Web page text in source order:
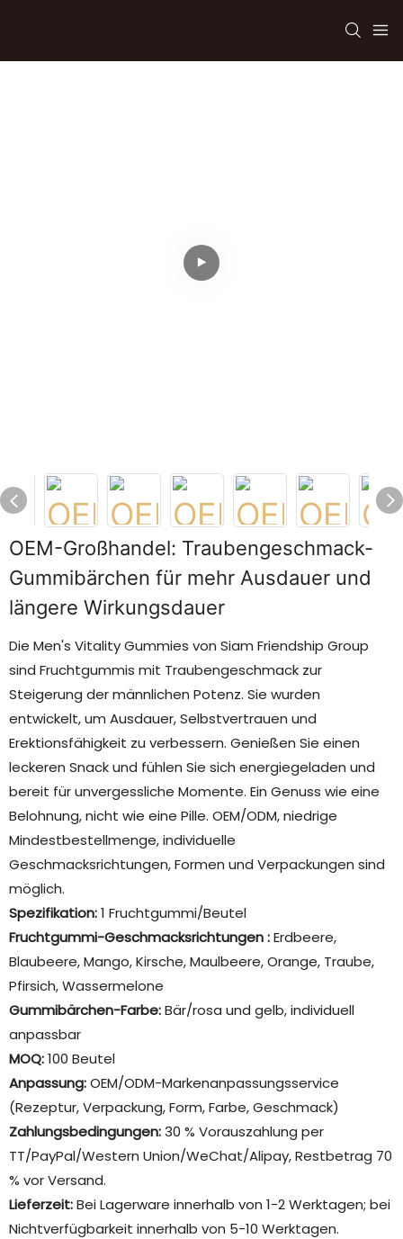
OEM-Großhandel: Traubengeschmack-
Gummibärchen für mehr Ausdauer und
längere Wirkungsdauer
Die Men's Vitality Gummies von Siam Friendship Group
sind Fruchtgummis mit Traubengeschmack zur
Steigerung der männlichen Potenz. Sie wurden
entwickelt, um Ausdauer, Selbstvertrauen und
Erektionsfähigkeit zu verbessern. Genießen Sie einen
leckeren Snack und fühlen Sie sich energiegeladen und
bereit für unvergessliche Momente. Ein Genuss wie eine
Belohnung, nicht wie eine Pille. OEM/ODM, niedrige
Mindestbestellmenge, individuelle
Geschmacksrichtungen, Formen und Verpackungen sind
möglich.
Spezifikation:1 Fruchtgummi/Beutel
Fruchtgummi-Geschmacksrichtungen:Erdbeere,
Blaubeere, Mango, Kirsche, Maulbeere, Orange, Traube,
Pfirsich, Wassermelone
Gummibärchen-Farbe:Bär/rosa und gelb, individuell
anpassbar
MOQ:100 Beutel
Anpassung:OEM/ODM-Markenanpassungsservice
(Rezeptur, Verpackung, Form, Farbe, Geschmack)
Zahlungsbedingungen:30 % Vorauszahlung per
TT/PayPal/Western Union/WeChat/Alipay, Restbetrag 70
% vor Versand.
Lieferzeit:Bei Lagerware innerhalb von 1-2 Werktagen; bei
Nichtverfügbarkeit innerhalb von 5-10 Werktagen.